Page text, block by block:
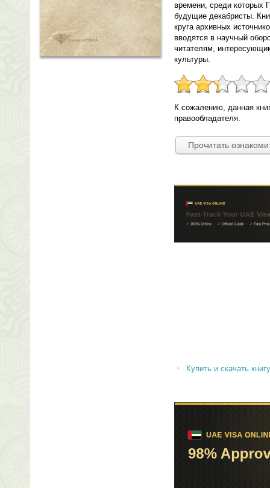
времени, среди которых
будущие декабристы.
круга архивных
вводятся в научный
читателям,
культуры.
К сожалению, данная
правообладателя.
Прочитать
Купить и скачать